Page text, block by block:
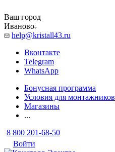
Ваш город
Иваново
help@kristall43.ru
Вконтакте
Telegram
WhatsApp
Бонусная программа
Условия для монтажников
Магазины
...
8 800 201-68-50
Войти